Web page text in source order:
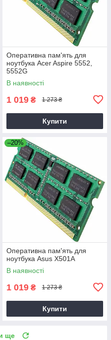
Оперативна пам'ять для
ноутбука Acer Aspire 5552,
5552G
В наявності
1 019 ₴ 1 273 ₴
Купити
–20%
Оперативна пам'ять для
ноутбука Asus X501A
В наявності
1 019 ₴ 1 273 ₴
Купити
ще